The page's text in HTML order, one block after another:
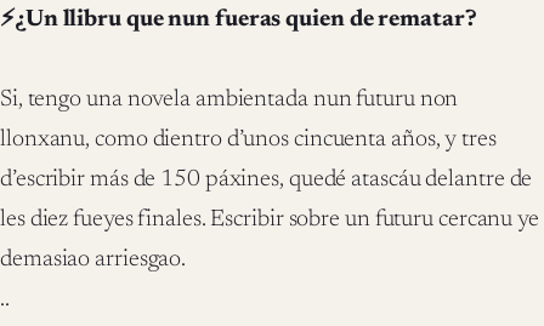
⚡¿Un llibru que nun fueras quien de rematar?
Si, tengo una novela ambientada nun futuru non
llonxanu, como dientro d’unos cincuenta años, y tres
d’escribir más de 150 páxines, quedé atascáu delantre de
les diez fueyes finales. Escribir sobre un futuru cercanu ye
demasiao arriesgao.
..